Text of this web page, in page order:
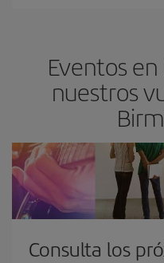
Eventos
nuestros
Consulta los